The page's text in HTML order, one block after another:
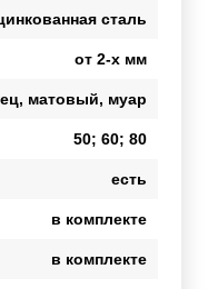
сталь
от 2-х мм
матовый, муар
50; 60; 80
есть
в комплекте
в комплекте